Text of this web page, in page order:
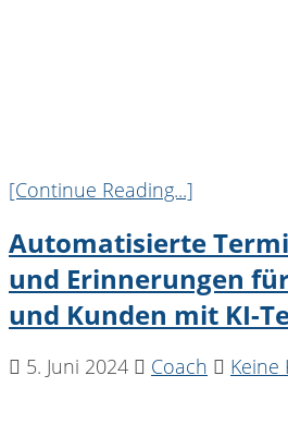
[Continue Reading...]
Automatisierte
und Erinnerungen
und Kunden mit KI-
5. Juni 2024 Coach Keine